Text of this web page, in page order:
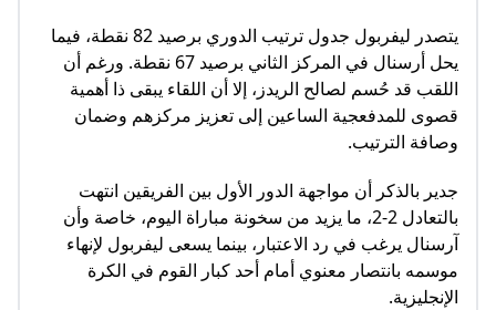
يتصدر ليفربول جدول ترتيب الدوري برصيد 82 نقطة، فيما
يحل أرسنال في المركز الثاني برصيد 67 نقطة. ورغم أن
اللقب قد حُسم لصالح الريدز، إلا أن اللقاء يبقى ذا أهمية
قصوى للمدفعجية الساعين إلى تعزيز مركزهم وضمان
وصافة الترتيب.
جدير بالذكر أن مواجهة الدور الأول بين الفريقين انتهت
بالتعادل 2-2، ما يزيد من سخونة مباراة اليوم، خاصة وأن
آرسنال يرغب في رد الاعتبار، بينما يسعى ليفربول لإنهاء
موسمه بانتصار معنوي أمام أحد كبار القوم في الكرة
الإنجليزية.